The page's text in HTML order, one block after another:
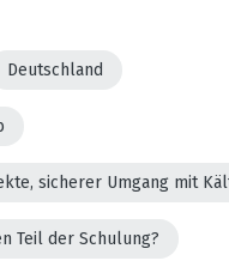
Deutschland
sicherer Umgang mit
Teil der Schulung?